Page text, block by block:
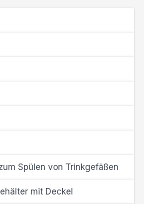
Spülen von Trinkgefäßen
mit Deckel